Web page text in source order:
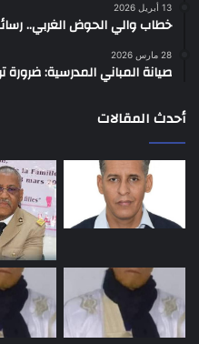
13 أبريل 2026
خطاب والي الحوض الغربي..
28 مارس 2026
صيانة المباني المدرسية: ضرورة
أحدث المقالات